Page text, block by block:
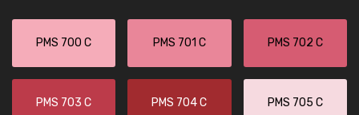
PMS 700 C PMS 701 C PMS 702 C
PMS 703 C PMS 704 C PMS 705 C